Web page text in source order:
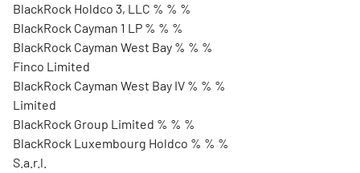
BlackRock Holdco 3, LLC % % %
BlackRock Cayman 1 LP % % %
BlackRock Cayman West Bay % % %
Finco Limited
BlackRock Cayman West Bay IV % % %
Limited
BlackRock Group Limited % % %
BlackRock Luxembourg Holdco % % %
S.a.r.l.